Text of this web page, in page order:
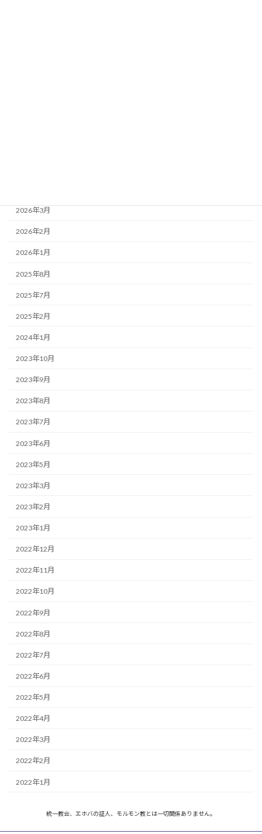
2026年3月
2026年2月
2026年1月
2025年8月
2025年7月
2025年2月
2024年1月
2023年10月
2023年9月
2023年8月
2023年7月
2023年6月
2023年5月
2023年3月
2023年2月
2023年1月
2022年12月
2022年11月
2022年10月
2022年9月
2022年8月
2022年7月
2022年6月
2022年5月
2022年4月
2022年3月
2022年2月
2022年1月
統一教会、エホバの証人、モルモン教とは一切関係ありません。